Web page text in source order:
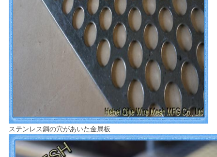
ステンレス鋼の穴があいた金属板